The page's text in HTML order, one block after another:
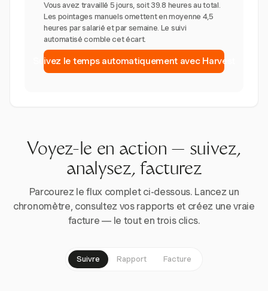
Vous avez travaillé 5 jours, soit 39.8 heures au total.
Les pointages manuels omettent en moyenne 4,5
heures par salarié et par semaine. Le suivi
automatisé comble cet écart.
Suivez le temps automatiquement avec Harvest
Voyez-le en action — suivez,
analysez, facturez
Parcourez le flux complet ci-dessous. Lancez un
chronomètre, consultez vos rapports et créez une vraie
facture — le tout en trois clics.
Suivre Rapport Facture